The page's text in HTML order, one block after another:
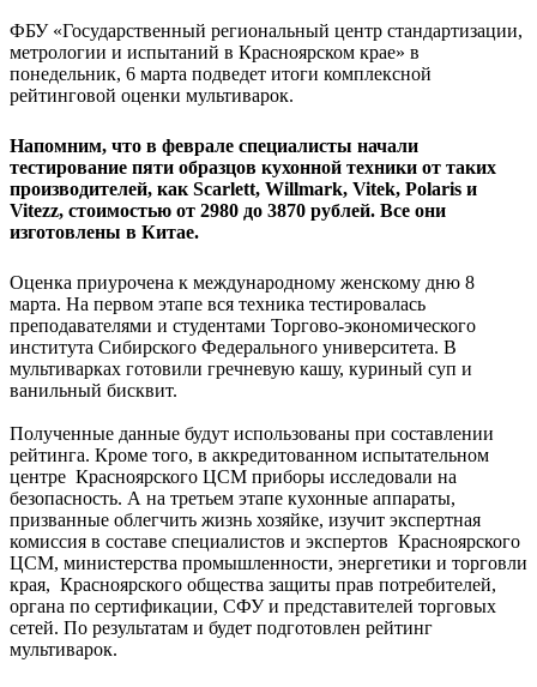
ФБУ «Государственный региональный центр стандартизации,
метрологии и испытаний в Красноярском крае» в
понедельник, 6 марта подведет итоги комплексной
рейтинговой оценки мультиварок.
Напомним, что в феврале специалисты начали
тестирование пяти образцов кухонной техники от таких
производителей, как Scarlett, Willmark, Vitek, Polaris и
Vitezz, стоимостью от 2980 до 3870 рублей. Все они
изготовлены в Китае.
Оценка приурочена к международному женскому дню 8
марта. На первом этапе вся техника тестировалась
преподавателями и студентами Торгово-экономического
института Сибирского Федерального университета. В
мультиварках готовили гречневую кашу, куриный суп и
ванильный бисквит.
Полученные данные будут использованы при составлении
рейтинга. Кроме того, в аккредитованном испытательном
центре Красноярского ЦСМ приборы исследовали на
безопасность. А на третьем этапе кухонные аппараты,
призванные облегчить жизнь хозяйке, изучит экспертная
комиссия в составе специалистов и экспертов Красноярского
ЦСМ, министерства промышленности, энергетики и торговли
края, Красноярского общества защиты прав потребителей,
органа по сертификации, СФУ и представителей торговых
сетей. По результатам и будет подготовлен рейтинг
мультиварок.